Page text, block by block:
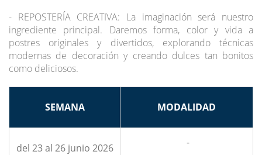
- REPOSTERÍA CREATIVA: La imaginación será nuestro
ingrediente principal. Daremos forma, color y vida a
postres originales y divertidos, explorando técnicas
modernas de decoración y creando dulces tan bonitos
como deliciosos.
SEMANA MODALIDAD
del 23 al 26 junio 2026 -